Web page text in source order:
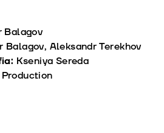
Balagov
Balagov, Aleksandr Terekhov
Kseniya Sereda